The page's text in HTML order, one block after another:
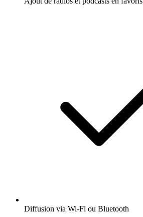
Diffusion via Wi-Fi ou Bluetooth